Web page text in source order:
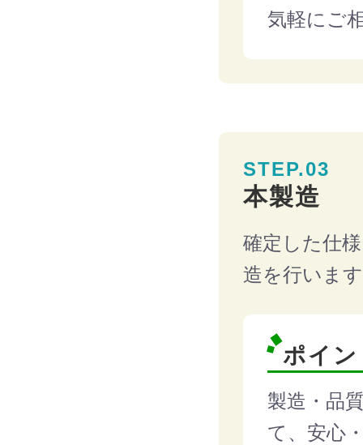
気軽にご
STEP.03
本製造
確定した仕
造を行いま
ポイ
製造・品
て、安心